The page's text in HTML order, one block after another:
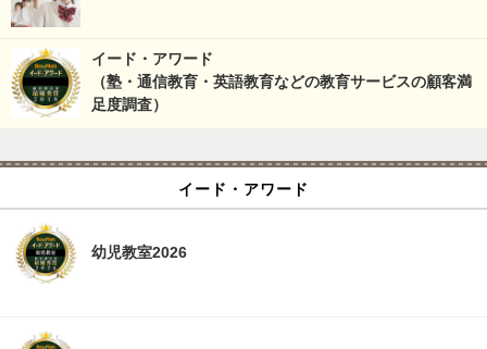
イード・アワード
（塾・通信教育・英語教育などの教育サービスの顧客満
足度調査）
イード・アワード
幼児教室2026